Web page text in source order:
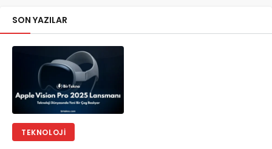
SON YAZILAR
TEKNOLOJI